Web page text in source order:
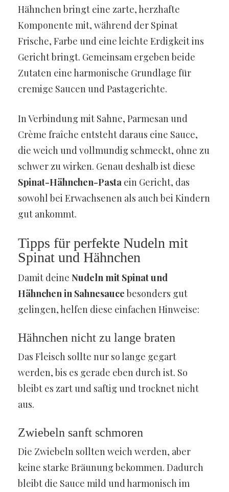
Hähnchen bringt eine zarte, herzhafte
Komponente mit, während der Spinat
Frische, Farbe und eine leichte Erdigkeit ins
Gericht bringt. Gemeinsam ergeben beide
Zutaten eine harmonische Grundlage für
cremige Saucen und Pastagerichte.
In Verbindung mit Sahne, Parmesan und
Crème fraîche entsteht daraus eine Sauce,
die weich und vollmundig schmeckt, ohne zu
schwer zu wirken. Genau deshalb ist diese
Spinat-Hähnchen-Pasta ein Gericht, das
sowohl bei Erwachsenen als auch bei Kindern
gut ankommt.
Tipps für perfekte Nudeln mit
Spinat und Hähnchen
Damit deine Nudeln mit Spinat und
Hähnchen in Sahnesaucebesonders gut
gelingen, helfen diese einfachen Hinweise:
Hähnchen nicht zu lange braten
Das Fleisch sollte nur so lange gegart
werden, bis es gerade eben durch ist. So
bleibt es zart und saftig und trocknet nicht
aus.
Zwiebeln sanft schmoren
Die Zwiebeln sollten weich werden, aber
keine starke Bräunung bekommen. Dadurch
bleibt die Sauce mild und harmonisch im